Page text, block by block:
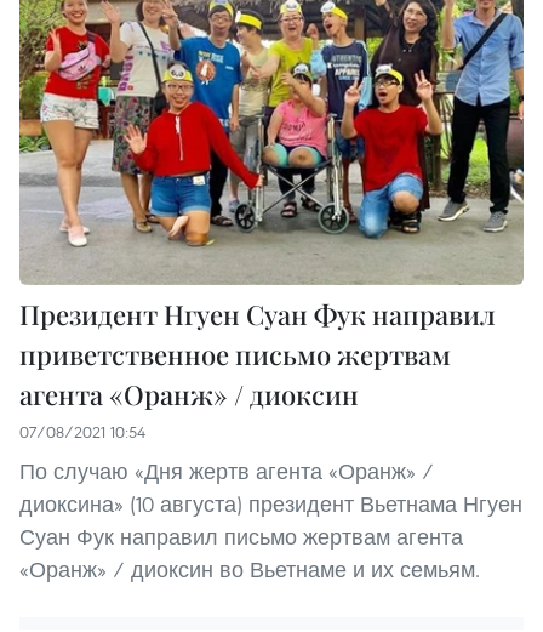
Президент Нгуен Суан Фук направил
приветственное письмо жертвам
агента «Оранж» / диоксин
07/08/2021 10:54
По случаю «Дня жертв агента «Оранж» /
диоксина» (10 августа) президент Вьетнама Нгуен
Суан Фук направил письмо жертвам агента
«Оранж» / диоксин во Вьетнаме и их семьям.